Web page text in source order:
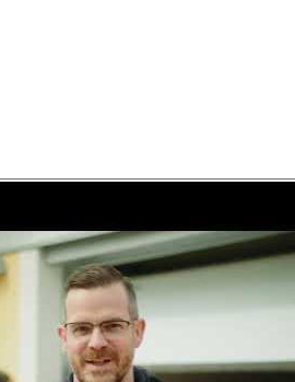
Garageportexperten